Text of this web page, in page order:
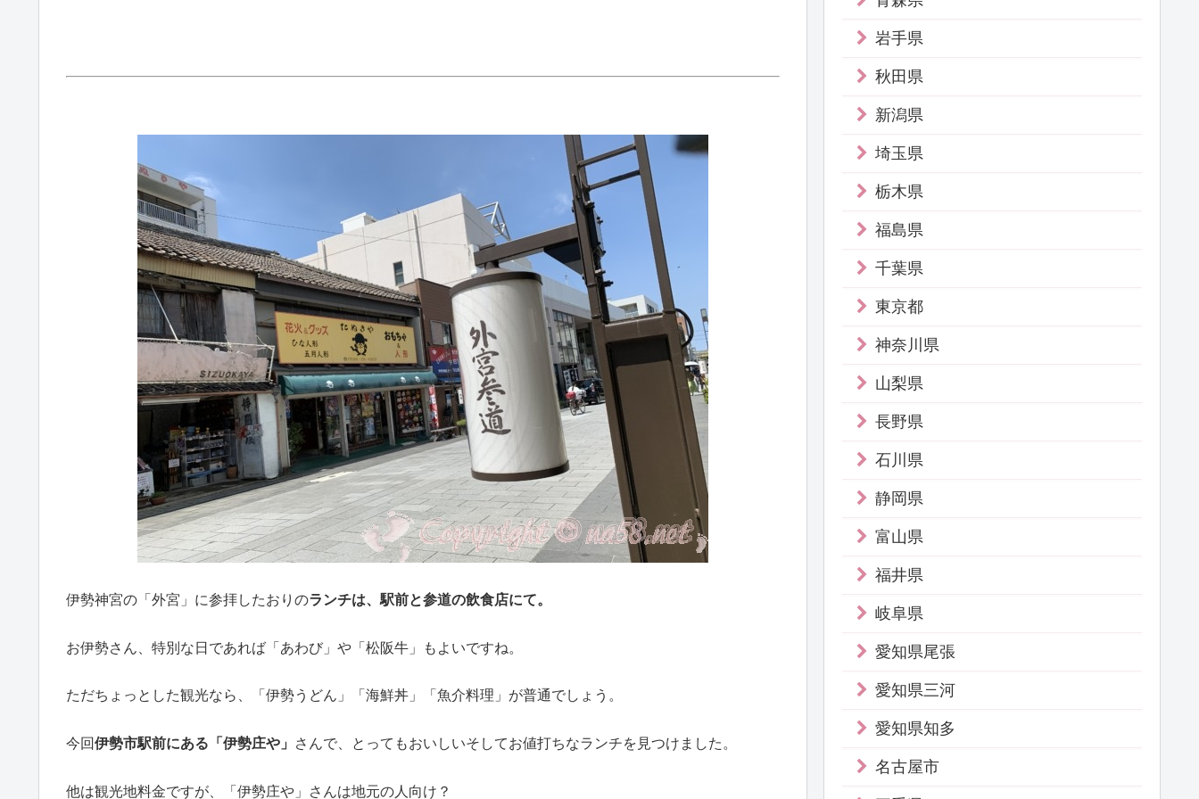
伊勢神宮の「外宮」に参拝したおりのランチは、駅前と参道の飲食店にて。
お伊勢さん、特別な日であれば「あわび」や「松阪牛」もよいですね。
ただちょっとした観光なら、「伊勢うどん」「海鮮丼」「魚介料理」が普通でしょう。
今回伊勢市駅前にある「伊勢庄や」 さんで、とってもおいしいそしてお値打ちなランチを見つけました。
他は観光地料金ですが、「伊勢庄や」さんは地元の人向け？
岩手県
秋田県
新潟県
埼玉県
栃木県
福島県
千葉県
東京都
神奈川県
山梨県
長野県
石川県
静岡県
富山県
福井県
岐阜県
愛知県尾張
愛知県三河
愛知県知多
名古屋市